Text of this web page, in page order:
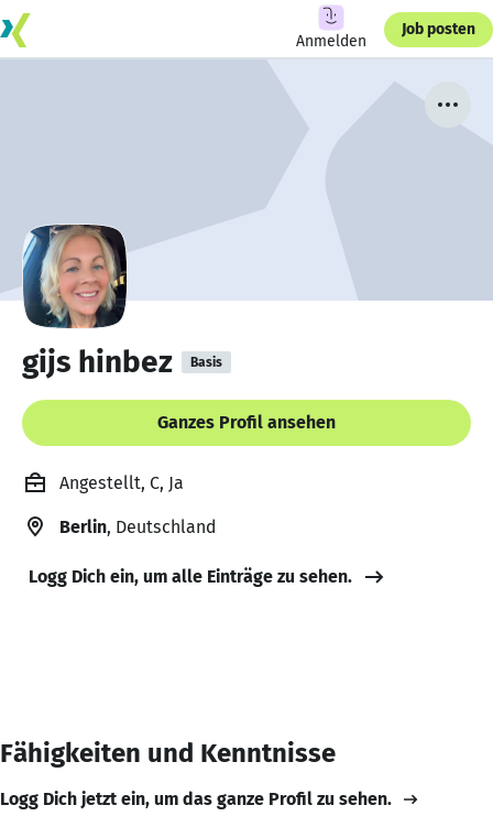
Anmelden
Job posten
gijs hinbez Basis
Ganzes Profil ansehen
Angestellt, C, Ja
Berlin, Deutschland
Logg Dich ein, um alle Einträge zu sehen.
Fähigkeiten und Kenntnisse
Logg Dich jetzt ein, um das ganze Profil zu sehen.